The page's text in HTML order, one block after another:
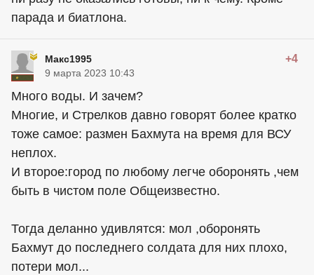
парада и биатлона.
Макс1995 +4
9 марта 2023 10:43
Много воды. И зачем?
Многие, и Стрелков давно говорят более кратко
тоже самое: размен Бахмута на время для ВСУ
неплох.
И второе:город по любому легче оборонять ,чем
быть в чистом поле Общеизвестно.
Тогда деланно удивлятся: мол ,оборонять
Бахмут до последнего солдата для них плохо,
потери мол...